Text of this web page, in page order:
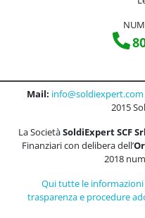
Mail: info@soldiexpert.com
2015
La SocietàSoldiExpert SCF Srl
Finanziari con delibera dell’
2018
Qui tutte le
trasparenza e procedure